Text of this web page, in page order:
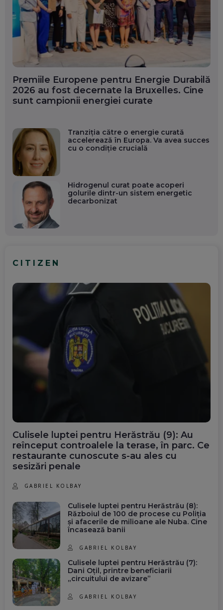
Premiile Europene pentru Energie Durabilă
2026 au fost decernate la Bruxelles. Cine
sunt campionii energiei curate
Tranziția către o energie curată
accelerează în Europa. Va avea succes
cu o condiție crucială
Hidrogenul curat poate acoperi
golurile dintr-un sistem energetic
decarbonizat
CITIZEN
Culisele luptei pentru Herăstrău (9): Au
reînceput controalele la terase, în parc. Ce
restaurante cunoscute s-au ales cu
sesizări penale
GABRIEL KOLBAY
Culisele luptei pentru Herăstrău (8):
Războiul de 100 de procese cu Poliția
și afacerile de milioane ale Nuba. Cine
încasează banii
GABRIEL KOLBAY
Culisele luptei pentru Herăstrău (7):
Dani Oțil, printre beneficiarii
„circuitului de avizare”
GABRIEL KOLBAY